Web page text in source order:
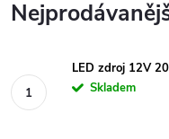
LED zdroj 12V
Skladem